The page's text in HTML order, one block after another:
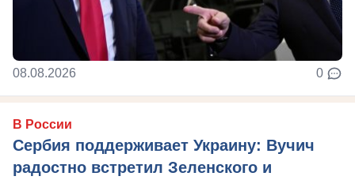
08.08.2026 0
В России
Сербия поддерживает Украину: Вучич
радостно встретил Зеленского и